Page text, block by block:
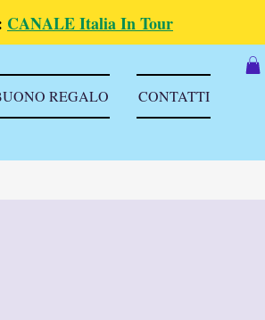
CANALE Italia In Tour
REGALO CONTATTI